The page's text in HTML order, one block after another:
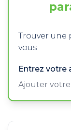
Trouver une
vous
Entrez votre